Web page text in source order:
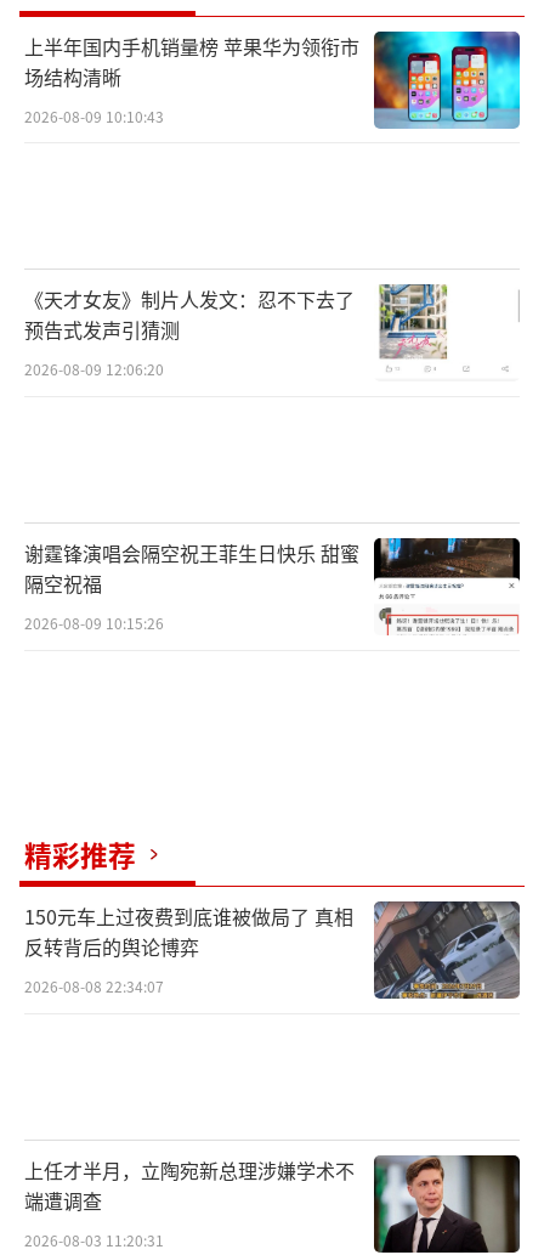
上半年国内手机销量榜 苹果华为领衔市
场结构清晰
2026-08-09 10:10:43
《天才女友》制片人发文：忍不下去了
预告式发声引猜测
2026-08-09 12:06:20
谢霆锋演唱会隔空祝王菲生日快乐 甜蜜
隔空祝福
2026-08-09 10:15:26
精彩推荐
150元车上过夜费到底谁被做局了 真相
反转背后的舆论博弈
2026-08-08 22:34:07
上任才半月，立陶宛新总理涉嫌学术不
端遭调查
2026-08-03 11:20:31